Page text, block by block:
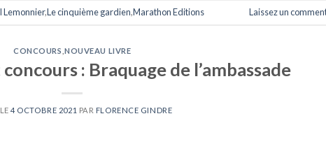
Lemonnier,Le cinquième gardien,Marathon Editions Laissez un
CONCOURS ,NOUVEAU LIVRE
: Braquage de l’ambassade
4 OCTOBRE 2021 PAR FLORENCE GINDRE